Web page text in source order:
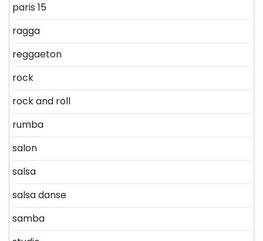
paris 15
ragga
reggaeton
rock
rock and roll
rumba
salon
salsa
salsa danse
samba